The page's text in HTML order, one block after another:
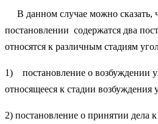
В данном случае можно сказать,
постановлении содержатся два
относятся к различным стадиям
1) постановление о возбуждении
относящееся к стадии возбуждения
2) постановление о принятии дела